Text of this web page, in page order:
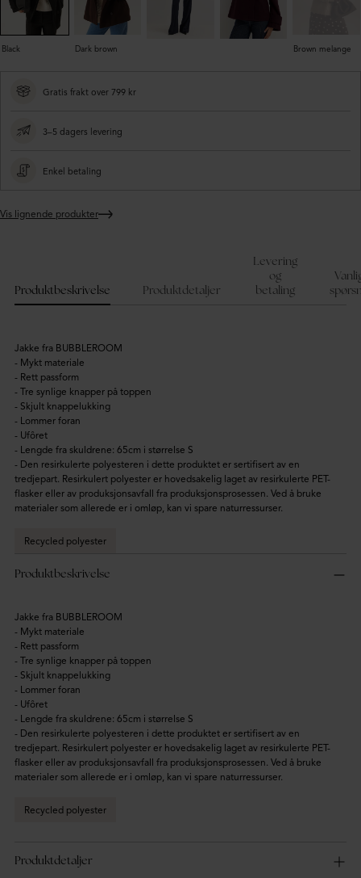
Black Brown melange
Dark brown
Gratis frakt over 799 kr
3–5 dagers levering
Enkel betaling
Vis lignende produkter
Produktbeskrivelse Produktdetaljer
Levering
og
betaling
Jakke fra BUBBLEROOM
- Mykt materiale
- Rett passform
- Tre synlige knapper på toppen
- Skjult knappelukking
- Lommer foran
- Ufôret
- Lengde fra skuldrene: 65cm i størrelse S
- Den resirkulerte polyesteren i dette produktet er sertifisert av en
tredjepart. Resirkulert polyester er hovedsakelig laget av resirkulerte PET-
flasker eller av produksjonsavfall fra produksjonsprosessen. Ved å bruke
materialer som allerede er i omløp, kan vi spare naturressurser.
Recycled polyester
Produktbeskrivelse
Jakke fra BUBBLEROOM
- Mykt materiale
- Rett passform
- Tre synlige knapper på toppen
- Skjult knappelukking
- Lommer foran
- Ufôret
- Lengde fra skuldrene: 65cm i størrelse S
- Den resirkulerte polyesteren i dette produktet er sertifisert av en
tredjepart. Resirkulert polyester er hovedsakelig laget av resirkulerte PET-
flasker eller av produksjonsavfall fra produksjonsprosessen. Ved å bruke
materialer som allerede er i omløp, kan vi spare naturressurser.
Recycled polyester
Produktdetaljer